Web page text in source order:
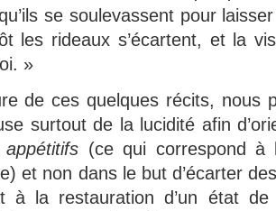
se soulevassent pour
les rideaux s’écartent, et la
»
de ces quelques récits, nous
surtout de la lucidité afin
appétitifs (ce qui correspond à
et non dans le but d’écarter
à la restauration d’un état